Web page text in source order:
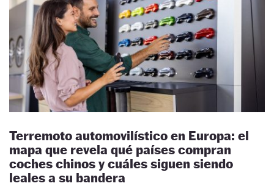
Terremoto automovilístico en Europa: el
mapa que revela qué países compran
coches chinos y cuáles siguen siendo
leales a su bandera